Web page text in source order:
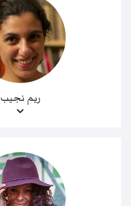
ريم نجيب